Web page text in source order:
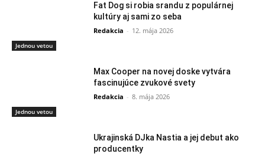
Jednou vetou
Fat Dog si robia srandu z populárnej
kultúry aj sami zo seba
Redakcia - 12. mája 2026
Jednou vetou
Max Cooper na novej doske vytvára
fascinujúce zvukové svety
Redakcia - 8. mája 2026
Ukrajinská DJka Nastia a jej debut ako
producentky